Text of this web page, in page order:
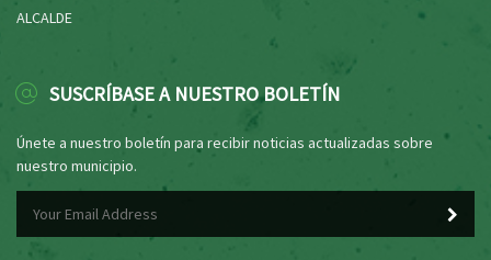
ALCALDE
SUSCRÍBASE A NUESTRO BOLETÍN
Únete a nuestro boletín para recibir noticias actualizadas sobre
nuestro municipio.